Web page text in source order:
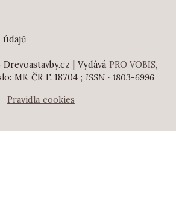
údajů
| Vydává PRO VOBIS,
MK ČR E 18704 ; ISSN · 1803-6996
Pravidla cookies